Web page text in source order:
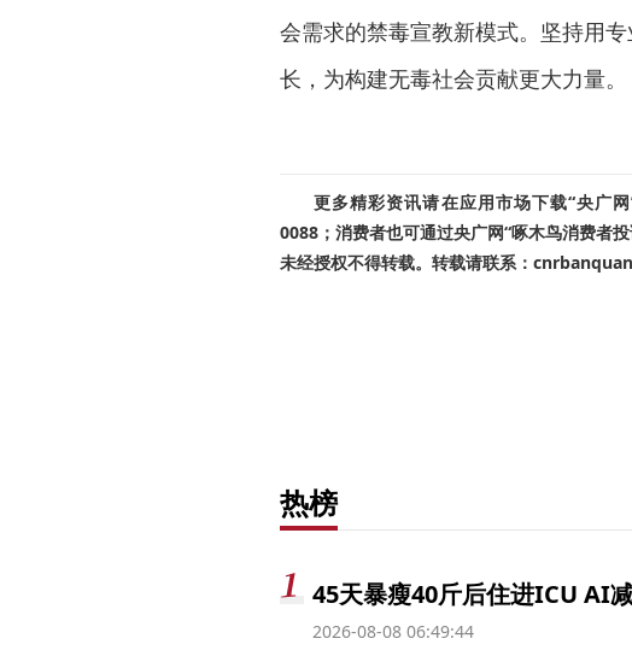
会需求的禁毒宣教新模式。坚持用
长，为构建无毒社会贡献更大力量。
更多精彩资讯请在应用市场下载“央广
0088；消费者也可通过央广网“啄木鸟消费者
未经授权不得转载。转载请联系：
热榜
45天暴瘦40斤后住进ICU AI
2026-08-08 06:49:44